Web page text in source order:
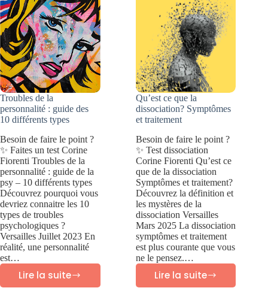
et
traitement
Troubles de la
personnalité : guide des
10 différents types
Besoin de faire le point ?
✨ Faites un test Corine
Fiorenti Troubles de la
personnalité : guide de la
psy – 10 différents types
Découvrez pourquoi vous
devriez connaitre les 10
types de troubles
psychologiques ?
Versailles Juillet 2023 En
réalité, une personnalité
est…
Lire la suite
Qu’est ce que la
dissociation? Symptômes
et traitement
Besoin de faire le point ?
✨ Test dissociation
Corine Fiorenti Qu’est ce
que de la dissociation
Symptômes et traitement?
Découvrez la définition et
les mystères de la
dissociation Versailles
Mars 2025 La dissociation
symptômes et traitement
est plus courante que vous
ne le pensez.…
Lire la suite